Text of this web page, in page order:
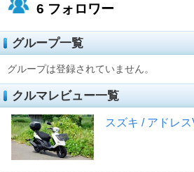
6 フォロワー
グループ一覧
グループは登録されていません。
クルマレビュー一覧
スズキ / アドレ